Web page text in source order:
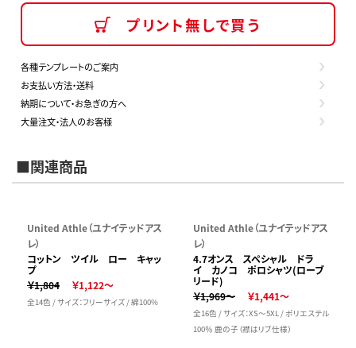
プリント無しで買う
各種テンプレートのご案内
お支払い方法・送料
納期について・お急ぎの方へ
大量注文・法人のお客様
■関連商品
United Athle（ユナイテッドアス
レ）
コットン ツイル ロー キャッ
プ
￥1,804
￥1,122～
全14色 / サイズ：フリーサイズ / 綿100%
United Athle（ユナイテッドアス
レ）
4.7オンス スペシャル ドラ
イ カノコ ポロシャツ(ローブ
リード)
￥1,969～
￥1,441～
全16色 / サイズ：XS～5XL / ポリエステル
100％ 鹿の子（襟はリブ仕様）